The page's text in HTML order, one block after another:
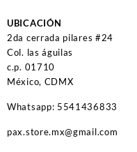
UBICACIÓN
2da cerrada pilares #24
Col. las águilas
c.p. 01710
México, CDMX
Whatsapp: 5541436833
pax.store.mx@gmail.com